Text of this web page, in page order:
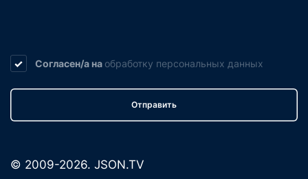
Согласен/а на обработку персональных данных
Отправить
© 2009-2026. JSON.TV